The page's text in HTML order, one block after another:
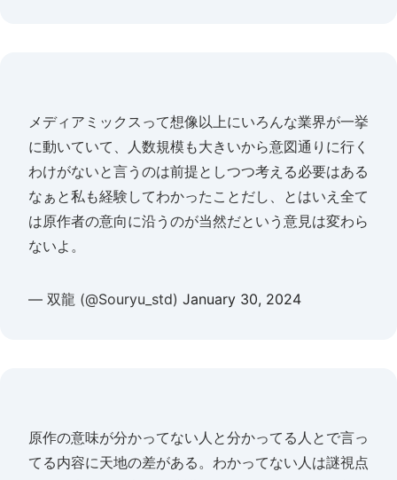
メディアミックスって想像以上にいろんな業界が一挙
に動いていて、人数規模も大きいから意図通りに行く
わけがないと言うのは前提としつつ考える必要はある
なぁと私も経験してわかったことだし、とはいえ全て
は原作者の意向に沿うのが当然だという意見は変わら
ないよ。
— 双龍 (@Souryu_std) January 30, 2024
原作の意味が分かってない人と分かってる人とで言っ
てる内容に天地の差がある。わかってない人は謎視点